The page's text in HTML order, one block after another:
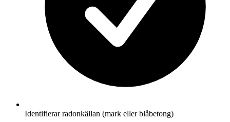
Identifierar radonkällan (mark eller blåbetong)